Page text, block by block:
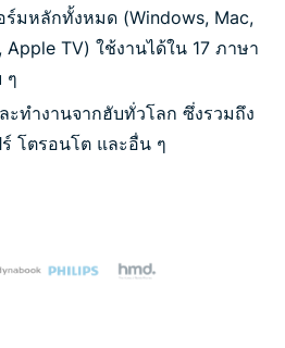
ร์มหลักทั้งหมด (Windows, Mac,
Apple TV) ใช้งานได้ใน 17 ภาษา
ๆ
ะทำงานจากฮับทั่วโลก ซึ่งรวมถึง
โตรอนโต และอื่น ๆ